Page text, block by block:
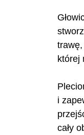
której
i
cały